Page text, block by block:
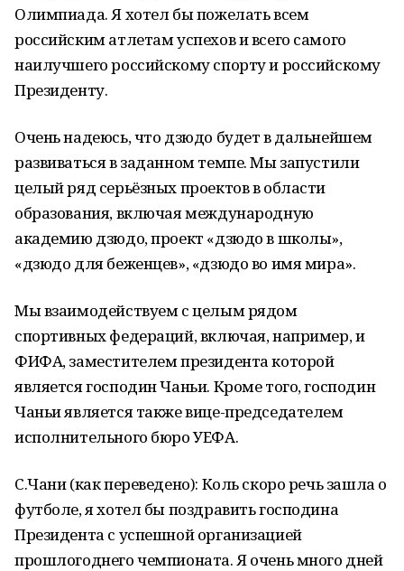
Олимпиада. Я хотел бы пожелать всем
российским атлетам успехов и всего самого
наилучшего российскому спорту и российскому
Президенту.
Очень надеюсь, что дзюдо будет в дальнейшем
развиваться в заданном темпе. Мы запустили
целый ряд серьёзных проектов в области
образования, включая международную
академию дзюдо, проект «дзюдо в школы»,
«дзюдо для беженцев», «дзюдо во имя мира».
Мы взаимодействуем с целым рядом
спортивных федераций, включая, например, и
ФИФА, заместителем президента которой
является господин Чаньи. Кроме того, господин
Чаньи является также вице-председателем
исполнительного бюро УЕФА.
С.Чани (как переведено): Коль скоро речь зашла о
футболе, я хотел бы поздравить господина
Президента с успешной организацией
прошлогоднего чемпионата. Я очень много дней